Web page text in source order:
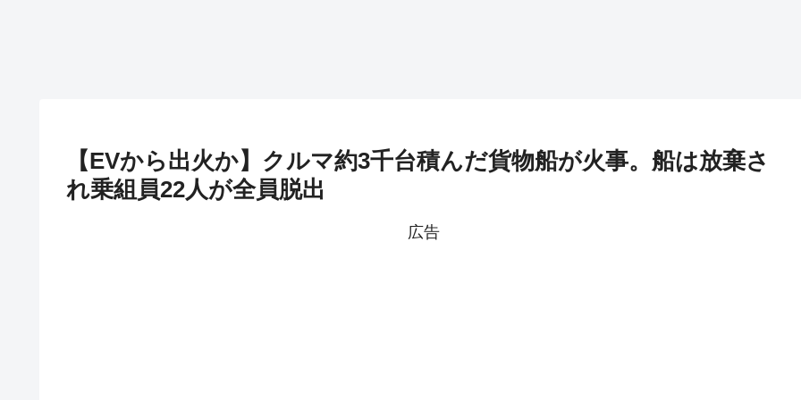
【EVから出火か】クルマ約3千台積んだ貨物船が火事。船は放棄さ
れ乗組員22人が全員脱出
広告